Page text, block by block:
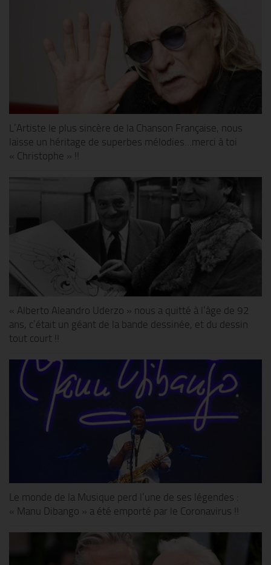
L’Artiste le plus sincère de la Chanson Française, nous
laisse un héritage de superbes mélodies…merci à toi
« Christophe » !!
« Alberto Aleandro Uderzo » nous a quitté à l’âge de 92
ans, c’était un géant de la bande dessinée, et du dessin
tout court !!
Le monde de la Musique perd l’une de ses légendes :
« Manu Dibango » a été emporté par le Coronavirus !!